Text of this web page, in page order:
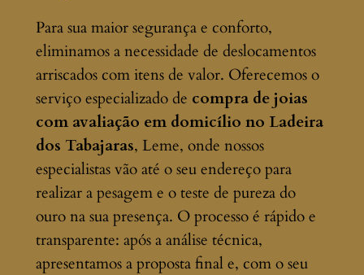
Para sua maior segurança e conforto,
eliminamos a necessidade de deslocamentos
arriscados com itens de valor. Oferecemos o
serviço especializado de compra de joias
com avaliação em domicílio no Ladeira
dos Tabajaras, Leme, onde nossos
especialistas vão até o seu endereço para
realizar a pesagem e o teste de pureza do
ouro na sua presença. O processo é rápido e
transparente: após a análise técnica,
apresentamos a proposta final e, com o seu